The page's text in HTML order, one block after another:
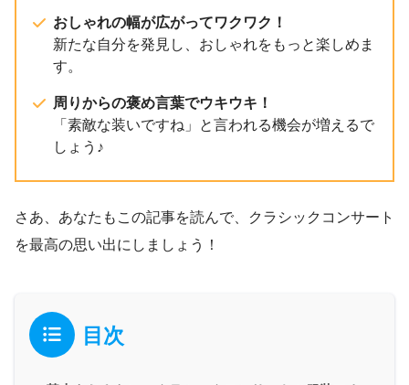
おしゃれの幅が広がってワクワク！
新たな自分を発見し、おしゃれをもっと楽しめま
す。
周りからの褒め言葉でウキウキ！
「素敵な装いですね」と言われる機会が増えるで
しょう♪
さあ、あなたもこの記事を読んで、クラシックコンサート
を最高の思い出にしましょう！
目次